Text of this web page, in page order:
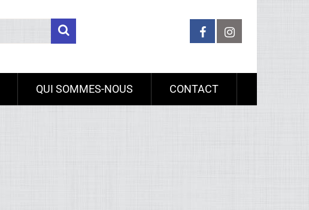
QUI SOMMES-NOUS CONTACT